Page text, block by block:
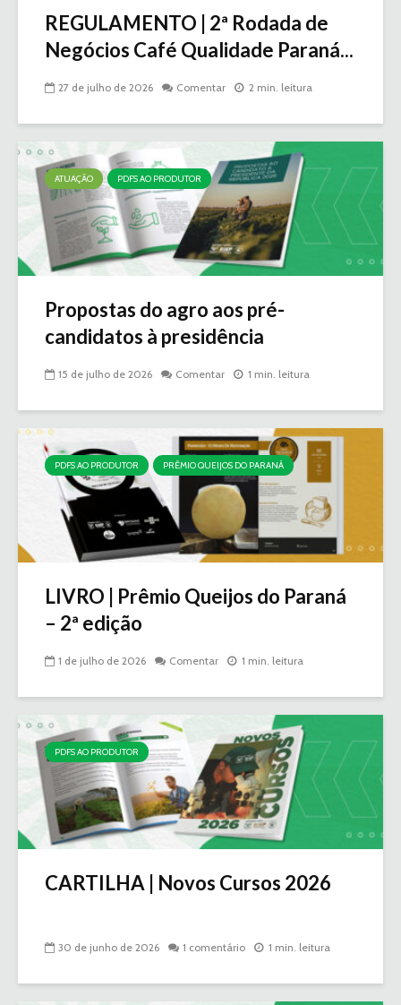
REGULAMENTO | 2ª Rodada de
Negócios Café Qualidade Paraná...
27 de julho de 2026 Comentar 2 min. leitura
ATUAÇÃO PDFS AO PRODUTOR
Propostas do agro aos pré-
candidatos à presidência
15 de julho de 2026 Comentar 1 min. leitura
PDFS AO PRODUTOR PRÊMIO QUEIJOS DO PARANÁ
LIVRO | Prêmio Queijos do Paraná
– 2ª edição
1 de julho de 2026 Comentar 1 min. leitura
PDFS AO PRODUTOR
CARTILHA | Novos Cursos 2026
30 de junho de 2026 1 comentário 1 min. leitura